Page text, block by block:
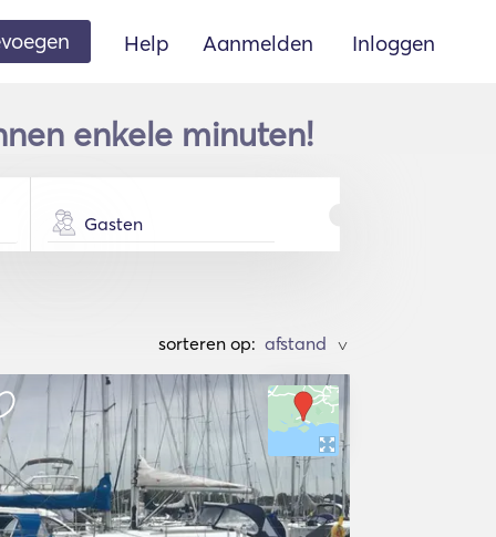
Help Aanmelden Inloggen
enkele minuten!
Gasten
sorteren op: >